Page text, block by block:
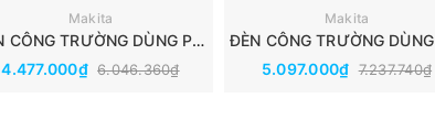
Makita
ĐÈN CÔNG TRƯỜNG DÙNG PIN MAKITA (40V/18V/14.4V) ML003G
4.477.000₫ 6.046.360₫
Makita
5.097.000₫ 7.237.740₫